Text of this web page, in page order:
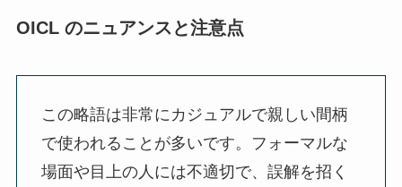
OICL のニュアンスと注意点
この略語は非常にカジュアルで親しい間柄
で使われることが多いです。フォーマルな
場面や目上の人には不適切で、誤解を招く